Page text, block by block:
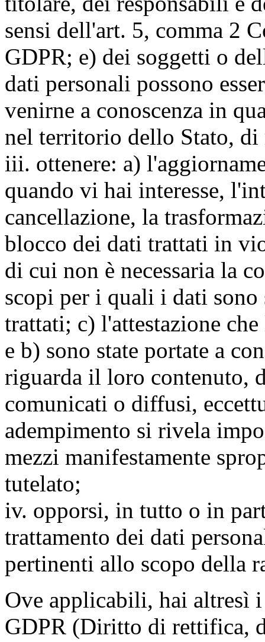
sensi dell'art. 5, comma 2
GDPR; e) dei soggetti o
dati personali possono
venirne a conoscenza in
nel territorio dello Stato,
iii. ottenere: a)
quando vi hai interesse,
cancellazione, la
blocco dei dati trattati in
di cui non è necessaria la
scopi per i quali i dati sono
trattati; c) l'attestazione
e b) sono state portate a
riguarda il loro contenuto,
comunicati o diffusi,
adempimento si rivela
mezzi manifestamente
tutelato;
iv. opporsi, in tutto o in
trattamento dei dati
pertinenti allo scopo della
Ove applicabili, hai
GDPR (Diritto di rettifica,